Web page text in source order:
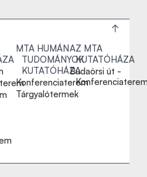
MTA HUMÁN
TUDOMÁNYOK
KUTATÓHÁZA
Konferenciaterem
Tárgyalótermek
AZ MTA
KUTATÓHÁZA
Budaörsi út -